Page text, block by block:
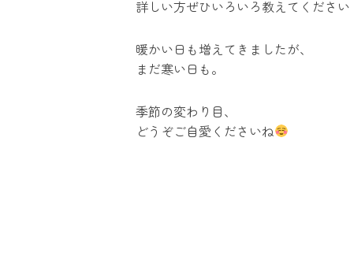
詳しい方ぜひいろいろ教えてください
暖かい日も増えてきましたが、
まだ寒い日も。
季節の変わり目、
どうぞご自愛くださいね